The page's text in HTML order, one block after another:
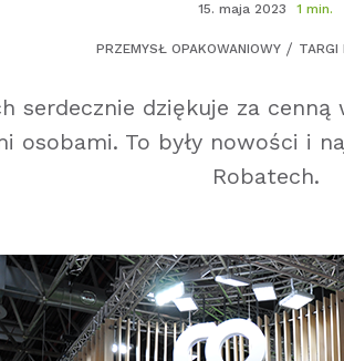
15. maja 2023 1 min.
PRZEMYSŁ OPAKOWANIOWY TARGI
serdecznie dziękuje za
osobami. To były nowości i
Robatech.